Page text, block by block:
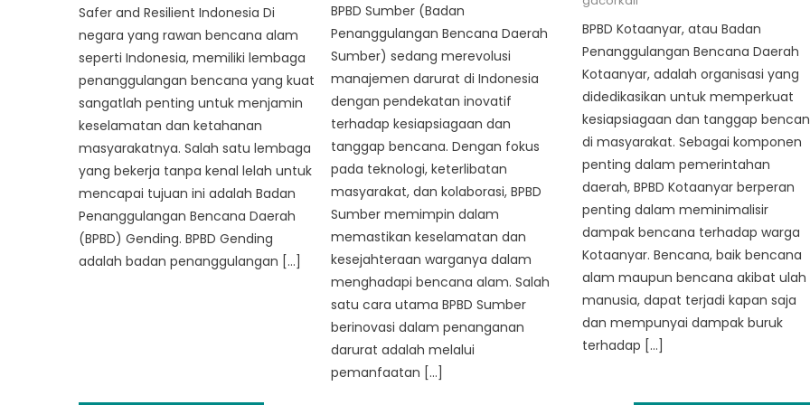
Safer and Resilient Indonesia Di
negara yang rawan bencana alam
seperti Indonesia, memiliki lembaga
penanggulangan bencana yang kuat
sangatlah penting untuk menjamin
keselamatan dan ketahanan
masyarakatnya. Salah satu lembaga
yang bekerja tanpa kenal lelah untuk
mencapai tujuan ini adalah Badan
Penanggulangan Bencana Daerah
(BPBD) Gending. BPBD Gending
adalah badan penanggulangan […]
BPBD Sumber (Badan
Penanggulangan Bencana Daerah
Sumber) sedang merevolusi
manajemen darurat di Indonesia
dengan pendekatan inovatif
terhadap kesiapsiagaan dan
tanggap bencana. Dengan fokus
pada teknologi, keterlibatan
masyarakat, dan kolaborasi, BPBD
Sumber memimpin dalam
memastikan keselamatan dan
kesejahteraan warganya dalam
menghadapi bencana alam. Salah
satu cara utama BPBD Sumber
berinovasi dalam penanganan
darurat adalah melalui
pemanfaatan […]
BPBD Kotaanyar, atau Badan
Penanggulangan Bencana Daerah
Kotaanyar, adalah organisasi yang
didedikasikan untuk memperkuat
kesiapsiagaan dan tanggap
di masyarakat. Sebagai komponen
penting dalam pemerintahan
daerah, BPBD Kotaanyar berperan
penting dalam meminimalisir
dampak bencana terhadap warga
Kotaanyar. Bencana, baik bencana
alam maupun bencana akibat ulah
manusia, dapat terjadi kapan saja
dan mempunyai dampak buruk
terhadap […]